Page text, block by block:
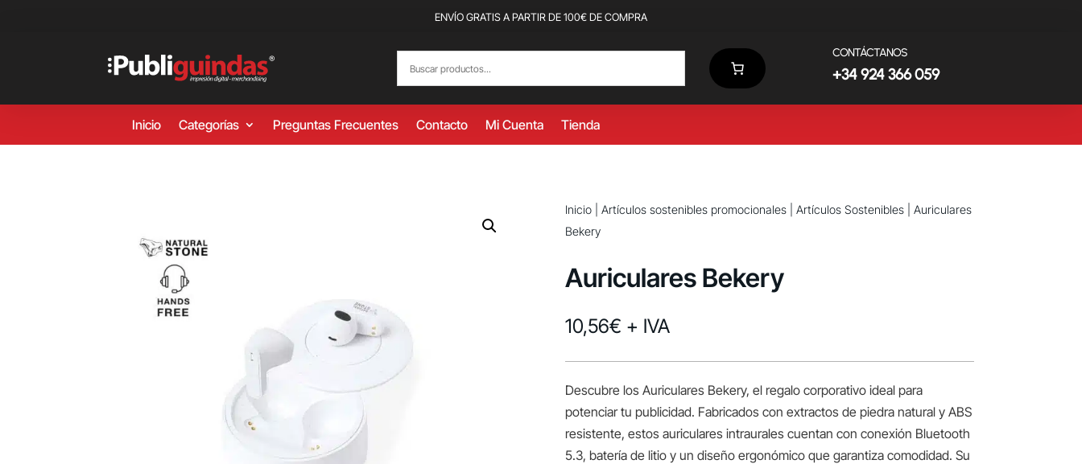
ENVÍO GRATIS A PARTIR DE 100€ DE COMPRA
CONTÁCTANOS
+34 924 366 059
Inicio Categorías Preguntas Frecuentes Contacto Mi Cuenta Tienda
Inicio| Artículos sostenibles promocionales| Artículos Sostenibles| Auriculares
Bekery
Auriculares Bekery
10,56€ + IVA
Descubre los Auriculares Bekery, el regalo corporativo ideal para
potenciar tu publicidad. Fabricados con extractos de piedra natural y ABS
resistente, estos auriculares intraurales cuentan con conexión Bluetooth
5.3, batería de litio y un diseño ergonómico que garantiza comodidad. Su